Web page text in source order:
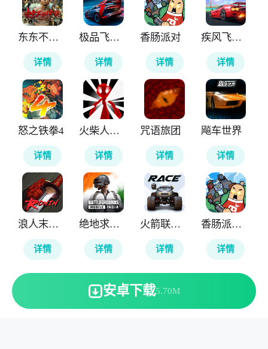
东东不死传说
详情
极品飞车无极限
详情
香肠派对
详情
疾风飞车世界
详情
怒之铁拳4
详情
火柴人计划重生
详情
咒语旅团
详情
飚车世界
详情
浪人末代武士
详情
绝地求生印度版
详情
火箭联盟极限汽车赛
详情
香肠派对国际服
详情
安卓下载5.70M